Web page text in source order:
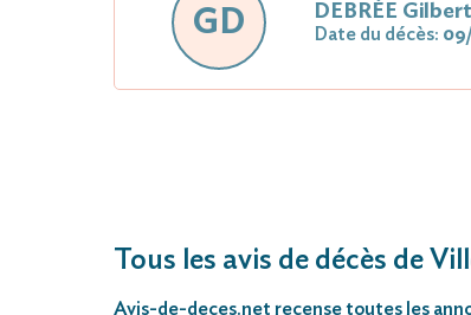
GD DEBRÉE Gilbert
Date du décès:
Tous les avis de décès de
Avis-de-deces.net recense toutes les